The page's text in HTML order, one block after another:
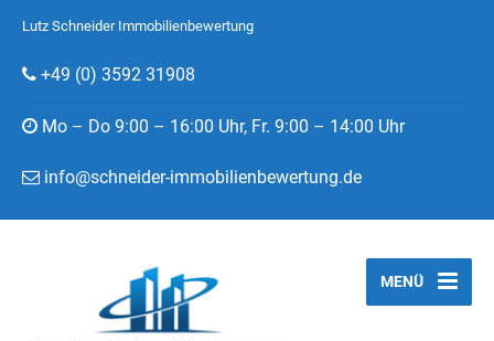
Lutz Schneider Immobilienbewertung
+49 (0) 3592 31908
Mo – Do 9:00 – 16:00 Uhr, Fr. 9:00 – 14:00 Uhr
info@schneider-immobilienbewertung.de
MENÜ